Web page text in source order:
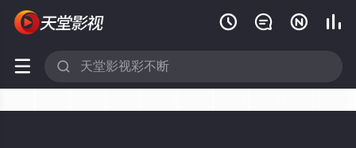
   
 